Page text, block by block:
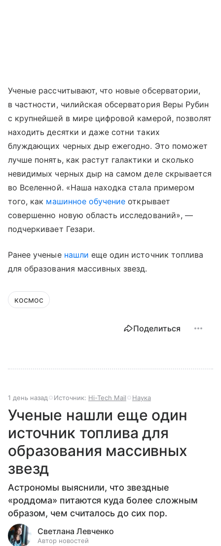
Ученые рассчитывают, что новые обсерватории,
в частности, чилийская обсерватория Веры Рубин
с крупнейшей в мире цифровой камерой, позволят
находить десятки и даже сотни таких
блуждающих черных дыр ежегодно. Это поможет
лучше понять, как растут галактики и сколько
невидимых черных дыр на самом деле скрывается
во Вселенной. «Наша находка стала примером
того, как машинное обучение открывает
совершенно новую область исследований», —
подчеркивает Гезари.
Ранее ученые нашли еще один источник топлива
для образования массивных звезд.
космос
Поделиться
1 день назад Источник: Hi-Tech Mail Наука
Ученые нашли еще один
источник топлива для
образования массивных
звезд
Астрономы выяснили, что звездные
«роддома» питаются куда более сложным
образом, чем считалось до сих пор.
Светлана Левченко
Автор новостей